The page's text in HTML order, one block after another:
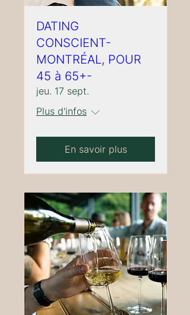
DATING
CONSCIENT-
MONTRÉAL, POUR
45 à 65+-
jeu. 17 sept.
Plus d'infos
En savoir plus